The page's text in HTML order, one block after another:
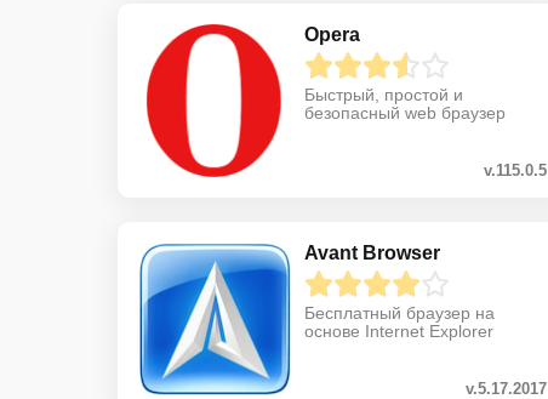
Opera
Быстрый, простой и
безопасный web браузер
v.115.0.5
Avant Browser
Бесплатный браузер на
основе Internet Explorer
v.5.17.2017